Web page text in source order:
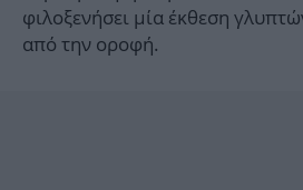
φιλοξενήσει μία έκθεση
από την οροφή.